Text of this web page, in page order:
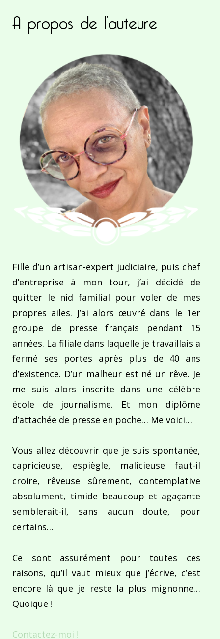
A propos de l’auteure
Fille d’un artisan-expert judiciaire, puis chef
d’entreprise à mon tour, j’ai décidé de
quitter le nid familial pour voler de mes
propres ailes. J’ai alors œuvré dans le 1er
groupe de presse français pendant 15
années. La filiale dans laquelle je travaillais a
fermé ses portes après plus de 40 ans
d’existence. D’un malheur est né un rêve. Je
me suis alors inscrite dans une célèbre
école de journalisme. Et mon diplôme
d’attachée de presse en poche… Me voici…
Vous allez découvrir que je suis spontanée,
capricieuse, espiègle, malicieuse faut-il
croire, rêveuse sûrement, contemplative
absolument, timide beaucoup et agaçante
semblerait-il, sans aucun doute, pour
certains…
Ce sont assurément pour toutes ces
raisons, qu’il vaut mieux que j’écrive, c’est
encore là que je reste la plus mignonne…
Quoique !
Contactez-moi !